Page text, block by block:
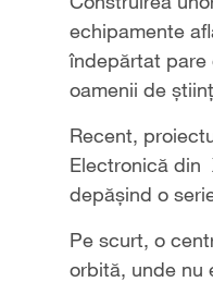
echipamente
îndepărtat pare
oamenii de
Recent,
Electronică din
depășind o
Pe scurt, o
orbită, unde nu